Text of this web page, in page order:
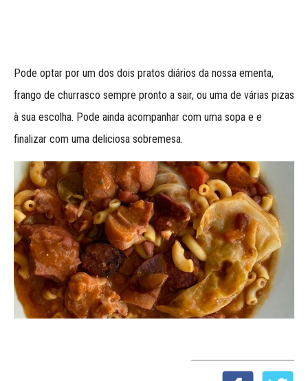
Pode optar por um dos dois pratos diários da nossa ementa,
frango de churrasco sempre pronto a sair, ou uma de várias pizas
à sua escolha. Pode ainda acompanhar com uma sopa e e
finalizar com uma deliciosa sobremesa.